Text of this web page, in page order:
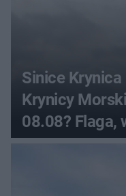
Sinice
Krynicy
08.08? Flaga,